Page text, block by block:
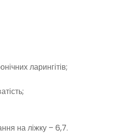
ларингітів;
на ліжку – 6,7.